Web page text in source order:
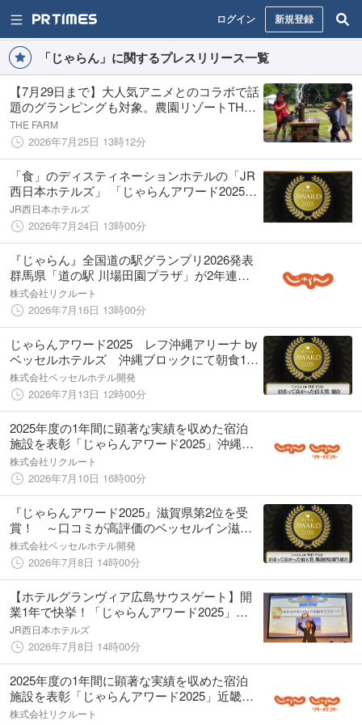
ログイン 新規登録
「じゃらん」に関するプレスリリース一覧
【7月29日まで】大人気アニメとのコラボで話
題のグランピングも対象。農園リゾートTHE
FARMの宿泊が「じゃらんのお得な10日間」
で最大36％お得に
THE FARM
2026年7月25日 13時12分
「食」のディスティネーションホテルの「JR
西日本ホテルズ」 「じゃらんアワード2025」
計7部門で、第1位を受賞
JR西日本ホテルズ
2026年7月24日 13時00分
『じゃらん』全国道の駅グランプリ2026発表
群馬県「道の駅 川場田園プラザ」が2年連続
の1位に！
株式会社リクルート
2026年7月16日 13時00分
じゃらんアワード2025 レフ沖縄アリーナ by
ベッセルホテルズ 沖縄ブロックにて朝食1位
を受賞！ 沖縄2施設、同時に複数部門受賞
株式会社ベッセルホテル開発
2026年7月13日 12時00分
2025年度の1年間に顕著な実績を収めた宿泊
施設を表彰「じゃらんアワード2025」沖縄ブ
ロック発表
株式会社リクルート
2026年7月10日 16時00分
『じゃらんアワード2025』滋賀県第2位を受
賞！ ～口コミが高評価のベッセルイン滋賀
守山駅前～
株式会社ベッセルホテル開発
2026年7月8日 14時00分
【ホテルグランヴィア広島サウスゲート】開
業1年で快挙！「じゃらんアワード2025」中
国・四国ブロック「泊まって良かった宿大賞
（301室以上）」総合第一位を獲得！
JR西日本ホテルズ
2026年7月8日 14時00分
2025年度の1年間に顕著な実績を収めた宿泊
施設を表彰「じゃらんアワード2025」近畿・
北陸ブロック発表
株式会社リクルート